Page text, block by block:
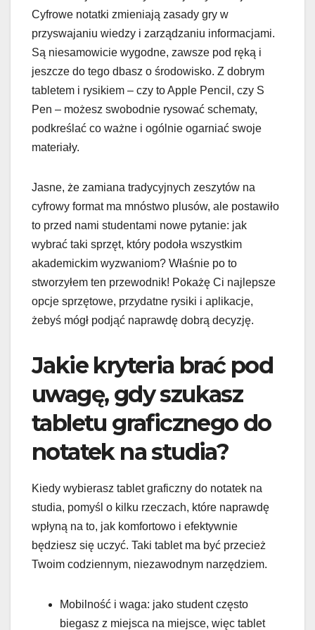
Cyfrowe notatki zmieniają zasady gry w
przyswajaniu wiedzy i zarządzaniu informacjami.
Są niesamowicie wygodne, zawsze pod ręką i
jeszcze do tego dbasz o środowisko. Z dobrym
tabletem i rysikiem – czy to Apple Pencil, czy S
Pen – możesz swobodnie rysować schematy,
podkreślać co ważne i ogólnie ogarniać swoje
materiały.
Jasne, że zamiana tradycyjnych zeszytów na
cyfrowy format ma mnóstwo plusów, ale postawiło
to przed nami studentami nowe pytanie: jak
wybrać taki sprzęt, który podoła wszystkim
akademickim wyzwaniom? Właśnie po to
stworzyłem ten przewodnik! Pokażę Ci najlepsze
opcje sprzętowe, przydatne rysiki i aplikacje,
żebyś mógł podjąć naprawdę dobrą decyzję.
Jakie kryteria brać pod
uwagę, gdy szukasz
tabletu graficznego do
notatek na studia?
Kiedy wybierasz tablet graficzny do notatek na
studia, pomyśl o kilku rzeczach, które naprawdę
wpłyną na to, jak komfortowo i efektywnie
będziesz się uczyć. Taki tablet ma być przecież
Twoim codziennym, niezawodnym narzędziem.
Mobilność i waga: jako student często
biegasz z miejsca na miejsce, więc tablet